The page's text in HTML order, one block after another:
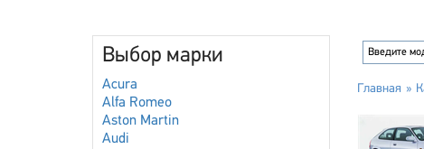
Выбор марки
Acura
Alfa Romeo
Aston Martin
Audi
Главная